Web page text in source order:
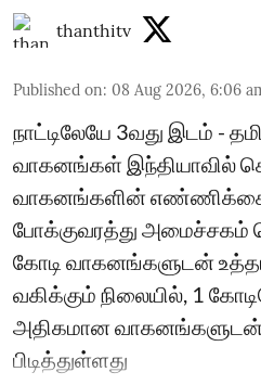
thanthitv
Published on: 08 Aug 2026, 6:06
நாட்டிலேயே 3வது இடம் -
வாகனங்கள் இந்தியாவில்
வாகனங்களின்
போக்குவரத்து அமைச்சகம்
கோடி வாகனங்களுடன்
வகிக்கும் நிலையில், 1
அதிகமான வாகனங்களுடன்
பிடித்துள்ளது